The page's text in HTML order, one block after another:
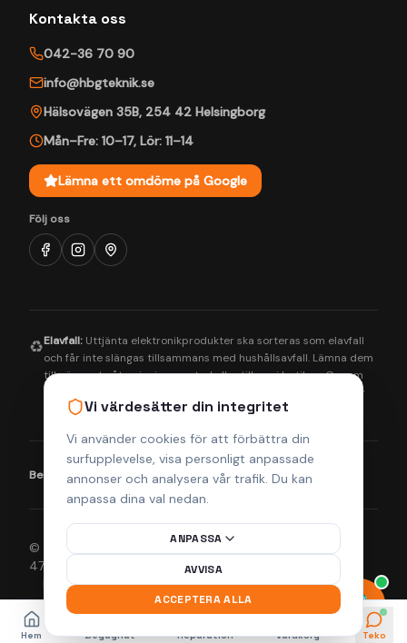
Vi värdesätter din integritet
Vi använder cookies för att förbättra din
surfupplevelse, visa personligt anpassade
annonser och analysera vår trafik. Du kan
anpassa dina val nedan.
ANPASSA
AVVISA
ACCEPTERA ALLA
Kontakta oss
042-36 70 90
info@hbgteknik.se
Hälsovägen 35B, 254 42 Helsingborg
Mån–Fre: 10–17, Lör: 11–14
Lämna ett omdöme på Google
Följ oss
♻️Elavfall: Uttjänta elektronikprodukter ska sorteras som elavfall
och får inte slängas tillsammans med hushållsavfall. Lämna dem
till närmaste återvinningscentral eller till oss i butiken. Genom
korrekt hantering bidrar du till en bättre miljö och säkerställer
att farliga ämnen tas om hand på rätt sätt.
Betalningsmetoder: Visa Mastercard Klarna
© 2026 Helsingborgs Teknikcenter AB (Org.nr 556943-
4755). Alla rättigheter förbehållna.
IntegritetspolicyKöpvillkorReturpolicyFrakt & Leverans
Hem Begagnat Reparation Varukorg Teko